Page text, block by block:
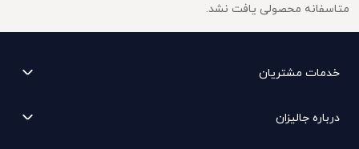
متاسفانه محصولی یافت نشد.
خدمات مشتریان
درباره جالیزان